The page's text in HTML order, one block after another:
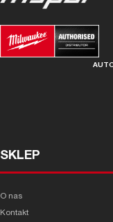
SKLEP
O nas
Kontakt